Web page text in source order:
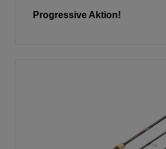
Progressive Aktion!